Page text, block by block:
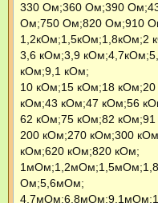
330 Ом;360 Ом;390
Ом;750 Ом;820 Ом;910
1,2кОм;1,5кОм;1,8кОм;2
3,6 кОм;3,9
кОм;9,1 кОм;
10 кОм;15 кОм;18
кОм;43 кОм;47 кОм;56
62 кОм;75 кОм;82
200 кОм;270 кОм;300
кОм;620 кОм;820 кОм;
Ом;5,6мОм;